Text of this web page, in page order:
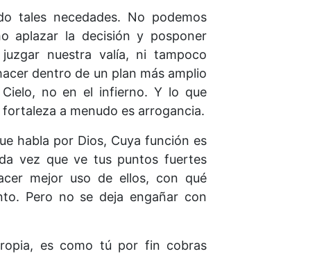
tales necedades. No podemos
aplazar la decisión y posponer
nuestra valía, ni tampoco
dentro de un plan más amplio
no en el infierno. Y lo que
a menudo es arrogancia.
habla por Dios, Cuya función es
vez que ve tus puntos fuertes
mejor uso de ellos, con qué
Pero no se deja engañar con
es como tú por fin cobras